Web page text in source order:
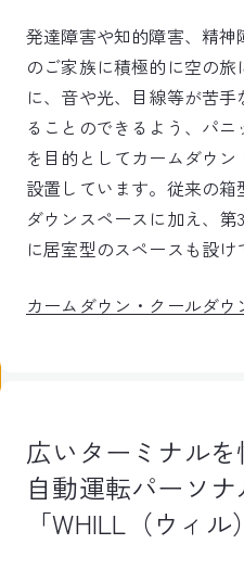
発達障害や知的障害、精
のご家族に積極的に空の
に、音や光、目線等が苦
ることのできるよう、パ
を目的としてカームダウ
設置しています。従来の
ダウンスペースに加え、
に居室型のスペースも設け
カームダウン・クールダウ
広いターミナル
自動運転パーソ
「WHILL（ウィ